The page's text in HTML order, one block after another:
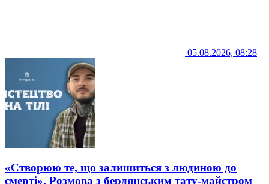
05.08.2026, 08:28
«Створюю те, що залишиться з людиною до
смерті». Розмова з бердянським тату-майстром